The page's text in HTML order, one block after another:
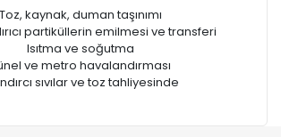
Toz, kaynak, duman taşınımı
partiküllerin emilmesi ve transferi
Isıtma ve soğutma
ve metro havalandırması
sıvılar ve toz tahliyesinde